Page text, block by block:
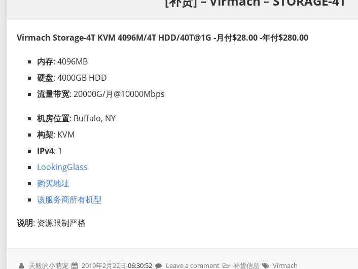
Virmach Storage-4T KVM 4096M/4T HDD/40T@1G -月付$28.00 -年付$280.00
内存: 4096MB
硬盘: 4000GB HDD
流量带宽: 20000G/月@10000Mbps
机房位置: Buffalo, NY
构架: KVM
IPv4: 1
LookingGlass
购买地址
该服务商所有机型
说明: 资源限制严格
天毅的小萌宠 2019年2月22日 06:30:52 Leave a comment 补货信息 Virmach